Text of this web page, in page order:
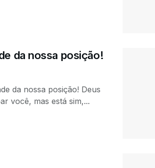
da nossa posição!
da nossa posição! Deus
você, mas está sim,...